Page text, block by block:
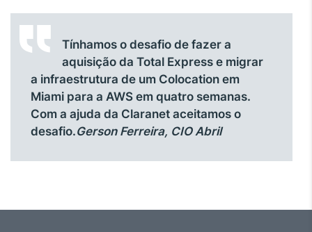
Tínhamos o desafio de fazer a
aquisição da Total Express e migrar
a infraestrutura de um Colocation em
Miami para a AWS em quatro semanas.
Com a ajuda da Claranet aceitamos o
desafio.Gerson Ferreira, CIO Abril